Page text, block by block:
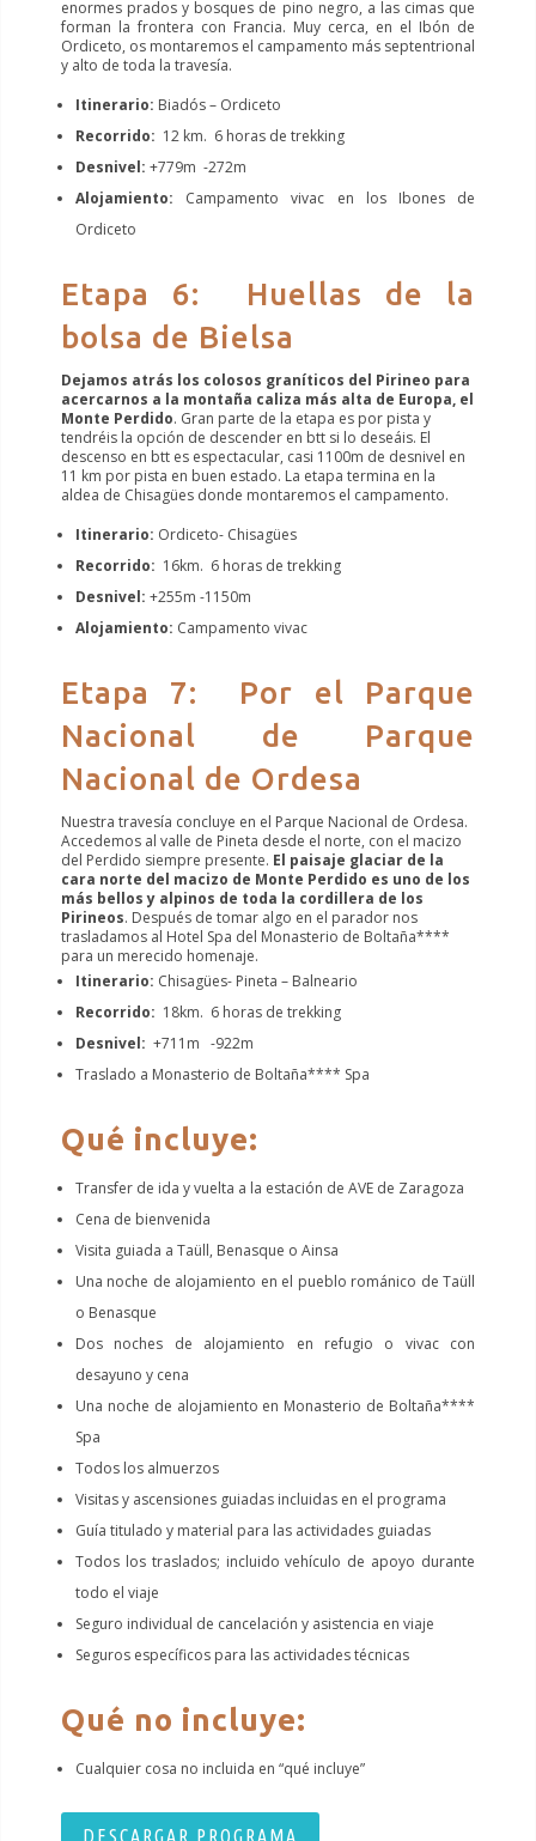
enormes prados y bosques de pino negro, a las cimas que
forman la frontera con Francia. Muy cerca, en el Ibón de
Ordiceto, os montaremos el campamento más septentrional
y alto de toda la travesía.
Itinerario: Biadós – Ordiceto
Recorrido: 12 km. 6 horas de trekking
Desnivel: +779m -272m
Alojamiento: Campamento vivac en los Ibones de
Ordiceto
Etapa 6: Huellas de la
bolsa de Bielsa
Dejamos atrás los colosos graníticos del Pirineo para
acercarnos a la montaña caliza más alta de Europa, el
Monte Perdido. Gran parte de la etapa es por pista y
tendréis la opción de descender en btt si lo deseáis. El
descenso en btt es espectacular, casi 1100m de desnivel en
11 km por pista en buen estado. La etapa termina en la
aldea de Chisagües donde montaremos el campamento.
Itinerario: Ordiceto- Chisagües
Recorrido: 16km. 6 horas de trekking
Desnivel: +255m -1150m
Alojamiento: Campamento vivac
Etapa 7: Por el Parque
Nacional de Parque
Nacional de Ordesa
Nuestra travesía concluye en el Parque Nacional de Ordesa.
Accedemos al valle de Pineta desde el norte, con el macizo
del Perdido siempre presente. El paisaje glaciar de la
cara norte del macizo de Monte Perdido es uno de los
más bellos y alpinos de toda la cordillera de los
Pirineos. Después de tomar algo en el parador nos
trasladamos al Hotel Spa del Monasterio de Boltaña****
para un merecido homenaje.
Itinerario: Chisagües- Pineta – Balneario
Recorrido: 18km. 6 horas de trekking
Desnivel: +711m -922m
Traslado a Monasterio de Boltaña**** Spa
Qué incluye:
Transfer de ida y vuelta a la estación de AVE de Zaragoza
Cena de bienvenida
Visita guiada a Taüll, Benasque o Ainsa
Una noche de alojamiento en el pueblo románico de Taüll
o Benasque
Dos noches de alojamiento en refugio o vivac con
desayuno y cena
Una noche de alojamiento en Monasterio de Boltaña****
Spa
Todos los almuerzos
Visitas y ascensiones guiadas incluidas en el programa
Guía titulado y material para las actividades guiadas
Todos los traslados; incluido vehículo de apoyo durante
todo el viaje
Seguro individual de cancelación y asistencia en viaje
Seguros específicos para las actividades técnicas
Qué no incluye:
Cualquier cosa no incluida en “qué incluye”
DESCARGAR PROGRAMA